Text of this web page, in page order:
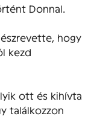
Donnal.
hogy
kezd
ott és kihívta
találkozzon